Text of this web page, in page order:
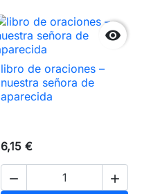

libro de oraciones –
nuestra señora de
aparecida
6,15 €
 